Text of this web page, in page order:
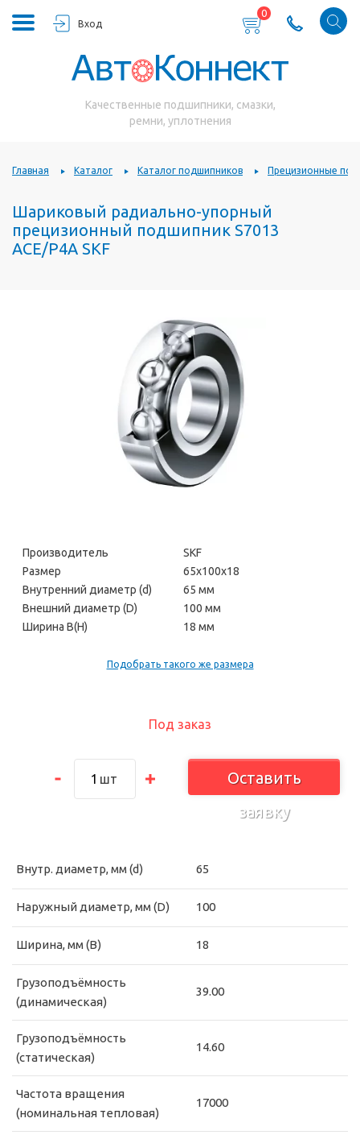
Вход
0
Качественные подшипники, смазки,
ремни, уплотнения
Главная Каталог Каталог подшипников Прецизионные
Шариковый радиально-упорный
прецизионный подшипник S7013
ACE/P4A SKF
Под заказ
шт
Оставить
заявку
Производитель
SKF
Размер
65х100х18
Внутренний диаметр (d)
65 мм
Внешний диаметр (D)
100 мм
Ширина В(H)
18 мм
Подобрать такого же размера
Внутр. диаметр, мм (d) 65
Наружный диаметр, мм (D) 100
Ширина, мм (B) 18
Грузоподъёмность
(динамическая)
39.00
Грузоподъёмность
(статическая)
14.60
Частота вращения
(номинальная тепловая)
17000